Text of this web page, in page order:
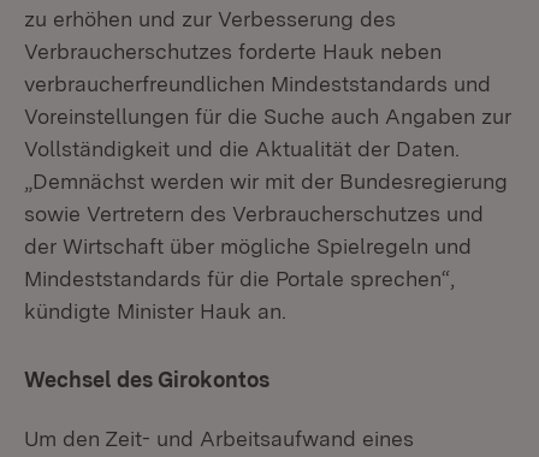
zu erhöhen und zur Verbesserung des
Verbraucherschutzes forderte Hauk neben
verbraucherfreundlichen Mindeststandards und
Voreinstellungen für die Suche auch Angaben zur
Vollständigkeit und die Aktualität der Daten.
„Demnächst werden wir mit der Bundesregierung
sowie Vertretern des Verbraucherschutzes und
der Wirtschaft über mögliche Spielregeln und
Mindeststandards für die Portale sprechen“,
kündigte Minister Hauk an.
Wechsel des Girokontos
Um den Zeit- und Arbeitsaufwand eines